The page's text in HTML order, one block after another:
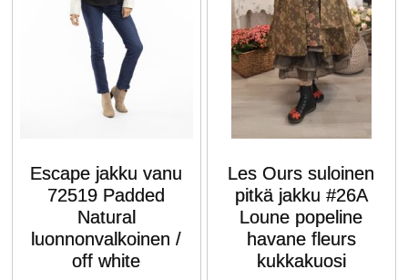
Escape jakku vanu
72519 Padded
Natural
luonnonvalkoinen /
off white
Les Ours suloinen
pitkä jakku #26A
Loune popeline
havane fleurs
kukkakuosi